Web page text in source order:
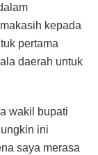
kepada
pertama
daerah untuk
wakil bupati
ini
saya merasa